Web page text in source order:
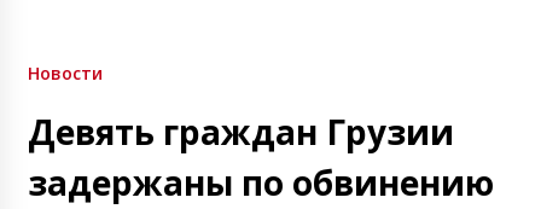
Новости
Девять граждан Грузии
задержаны по обвинению